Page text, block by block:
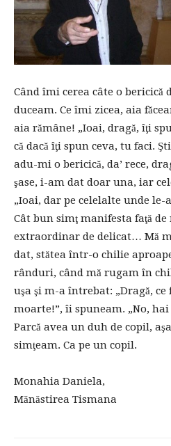
Când îmi cerea câte o bericică
duceam. Ce îmi zicea, aia
aia rămâne! „Ioai, dragă, îţi
că dacă îţi spun ceva, tu faci.
adu-mi o bericică, da’ rece,
şase, i-am dat doar una, iar
„Ioai, dar pe celelalte unde le-
Cât bun simţ manifesta faţă
extraordinar de delicat… Mă
dat, stătea într-o chilie
rânduri, când mă rugam în
uşa şi m-a întrebat: „Dragă, ce
moarte!”, îi spuneam. „No,
Parcă avea un duh de copil,
simţeam. Ca pe un copil.
Monahia Daniela,
Mănăstirea Tismana